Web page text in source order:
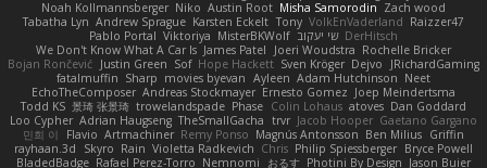
Noah Kollmannsberger Niko Austin Root Misha Samorodin Zach wood
Tabatha Lyn Andrew Sprague Karsten Eckelt Tony VolkEnVaderland Raizzer47
Pablo Portal Viktoriya MisterBKWolf שי יעקוב DerHitsch
We Don't Know What A Car Is James Patel Joeri Woudstra Rochelle Bricker
Bojan Rončević Justin Green Sof Hope Hackett Sven Kröger Dejvo
JRichardGaming
fatalmuffin Sharp movies byevan Ayleen Adam Hutchinson Neet
EchoTheComposer Andreas Stockmayer Ernesto Gomez Joep Meindertsma
Todd KS 景琦 张景琦 trowelandspade Phase Colin Lohaus atoves Dan Goddard
Loo Cypher Adrian Haugseng TheSmallGacha trvr Jacob Hooper Gaetano Gargano
민희 이
Flavio Artmachiner Remy Ponso Magnús Antonsson Ben Milius Griffin
rayhaan.3d
Skyro Rain Violetta Radkevich Chris Philip Spiessberger Bryce Powell
BladedBadge Rafael Perez-Torro Nemnomi おるす Photini By Design Jason Buier